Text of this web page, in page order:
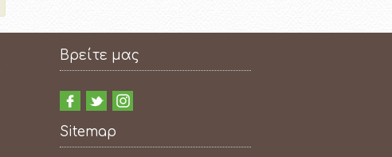
Βρείτε μας
Sitemap